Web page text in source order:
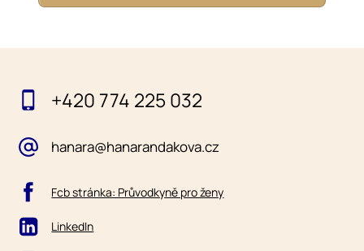
+420 774 225 032
hanara@hanarandakova.cz
Fcb stránka: Průvodkyně pro ženy
LinkedIn